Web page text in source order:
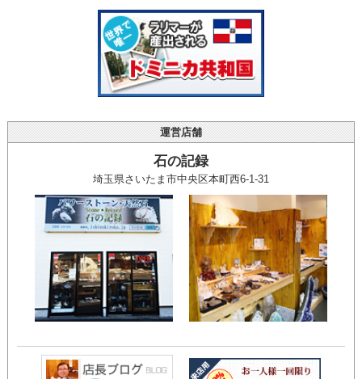
運営店舗
石の記録
埼玉県さいたま市中央区本町西6-1-31